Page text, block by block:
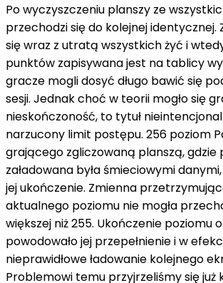
Po wyczyszczeniu planszy ze
przechodzi się do kolejnej identycznej.
się wraz z utratą wszystkich żyć i
punktów zapisywana jest na tablicy
gracze mogli dosyć długo bawić się
sesji. Jednak choć w teorii mogło się
nieskończoność, to tytuł
narzucony limit postępu. 256 poziom
grającego zgliczowaną planszą, gdzie
załadowana była śmieciowymi
jej ukończenie. Zmienna
aktualnego poziomu nie mogła
większej niż 255. Ukończenie poziomu
powodowało jej przepełnienie i w
nieprawidłowe ładowanie kolejnego
Problemowi temu przyjrzeliśmy się już